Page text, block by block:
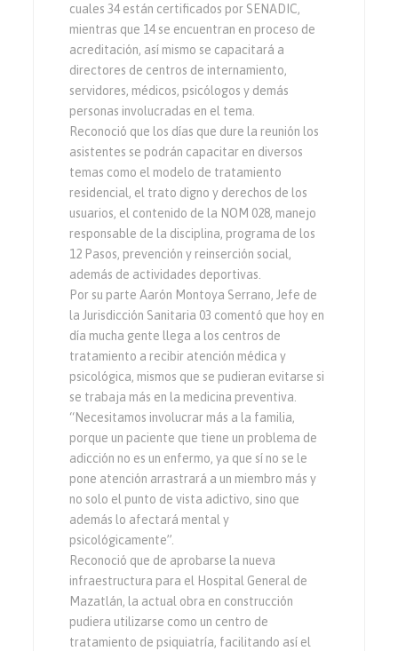
cuales 34 están certificados por SENADIC,
mientras que 14 se encuentran en proceso de
acreditación, así mismo se capacitará a
directores de centros de internamiento,
servidores, médicos, psicólogos y demás
personas involucradas en el tema.
Reconoció que los días que dure la reunión los
asistentes se podrán capacitar en diversos
temas como el modelo de tratamiento
residencial, el trato digno y derechos de los
usuarios, el contenido de la NOM 028, manejo
responsable de la disciplina, programa de los
12 Pasos, prevención y reinserción social,
además de actividades deportivas.
Por su parte Aarón Montoya Serrano, Jefe de
la Jurisdicción Sanitaria 03 comentó que hoy en
día mucha gente llega a los centros de
tratamiento a recibir atención médica y
psicológica, mismos que se pudieran evitarse si
se trabaja más en la medicina preventiva.
“Necesitamos involucrar más a la familia,
porque un paciente que tiene un problema de
adicción no es un enfermo, ya que sí no se le
pone atención arrastrará a un miembro más y
no solo el punto de vista adictivo, sino que
además lo afectará mental y
psicológicamente”.
Reconoció que de aprobarse la nueva
infraestructura para el Hospital General de
Mazatlán, la actual obra en construcción
pudiera utilizarse como un centro de
tratamiento de psiquiatría, facilitando así el